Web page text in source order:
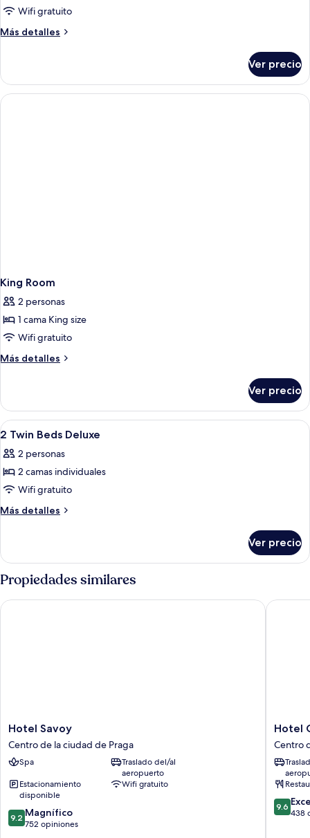
Wifi gratuito
Más detalles
Más
King
Room
Ver precio
King Room
2 personas
1 cama King size
Wifi gratuito
Más detalles
Más
Room
Ver precio
Abrir
todas
las
fotos
de
2
Deluxe
Habitación de hotel con dos camas,
3
2 Twin Beds Deluxe
2 personas
2 camas individuales
Wifi gratuito
Más detalles
Más
Twin
Deluxe
Ver precio
Propiedades similares
Hotel
Savoy
Centro
de
ciudad
Praga
Hotel Savoy
Centro de la ciudad de Praga
Spa
Traslado del/al
aeropuerto
Estacionamiento
disponible
Wifi gratuito
9.2
de
9.2 Magnífico
752 opiniones
Hotel Savoy
Hotel
Golden
Star
Centro
de
la
ciudad
de
Hotel
Centro
9.6
de
9.6
438
Hotel